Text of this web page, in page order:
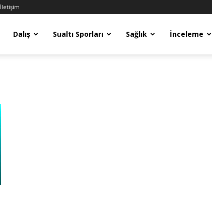
İletişim
Dalış Sualtı Sporları Sağlık İnceleme